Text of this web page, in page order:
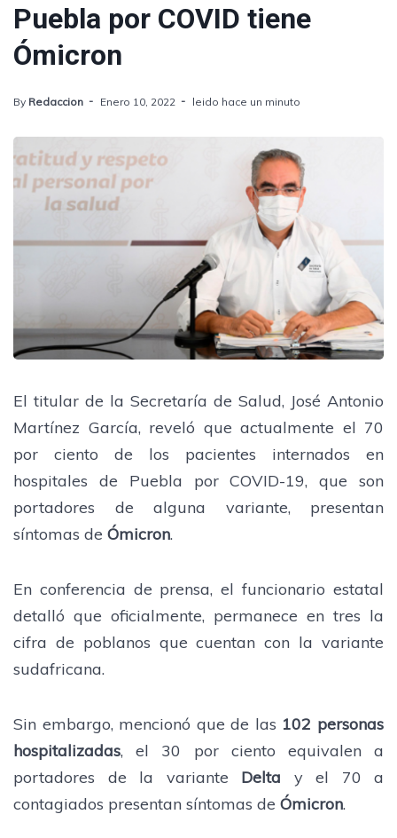
Puebla por COVID tiene
Ómicron
By Redaccion Enero 10, 2022 leido hace un minuto
El titular de la Secretaría de Salud, José Antonio
Martínez García, reveló que actualmente el 70
por ciento de los pacientes internados en
hospitales de Puebla por COVID-19, que son
portadores de alguna variante, presentan
síntomas de Ómicron.
En conferencia de prensa, el funcionario estatal
detalló que oficialmente, permanece en tres la
cifra de poblanos que cuentan con la variante
sudafricana.
Sin embargo, mencionó que de las 102 personas
hospitalizadas, el 30 por ciento equivalen a
portadores de la variante Delta y el 70 a
contagiados presentan síntomas de Ómicron.